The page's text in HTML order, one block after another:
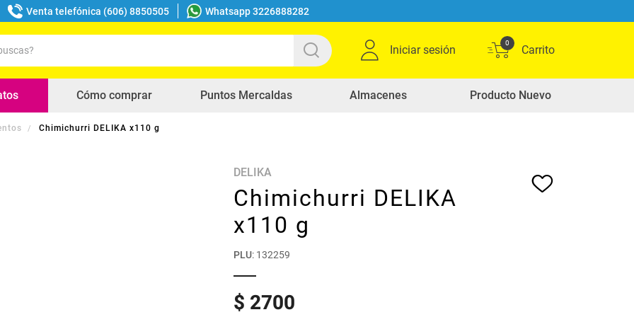
Venta telefónica (606) 8850505 Whatsapp 3226888282
Iniciar sesión
0
Cómo comprar Puntos Mercaldas Almacenes Producto Nuevo
Chimichurri DELIKA x110 g
DELIKA
Chimichurri DELIKA
x110 g
PLU: 132259
$ 2700
buscados